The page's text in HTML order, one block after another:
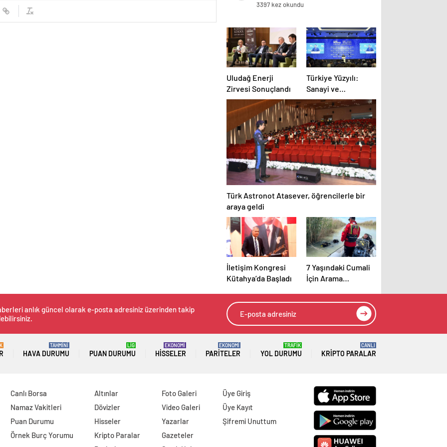
3397 kez okundu
Uludağ Enerji
Zirvesi Sonuçlandı
Türkiye Yüzyılı:
Sanayi ve
Teknolojide Güçlü
Hamleler
Türk Astronot Atasever, öğrencilerle bir
araya geldi
İletişim Kongresi
Kütahya’da Başladı
7 Yaşındaki Cumali
İçin Arama
Ediyor
anlık güncel olarak e-posta adresiniz üzerinden takip
HAVA DURUMU
TAHMİNİ
PUAN DURUMU
LİG
HISSELER
EKONOMİ
PARITELER
EKONOMİ
YOL DURUMU
TRAFİK
KRIPTO PARALAR
CANLI
Canlı Borsa
Namaz Vakitleri
Puan Durumu
Örnek Burç Yorumu
Altınlar
Dövizler
Hisseler
Kripto Paralar
Foto Galeri
Video Galeri
Yazarlar
Gazeteler
Üye Giriş
Üye Kayıt
Şifremi Unuttum